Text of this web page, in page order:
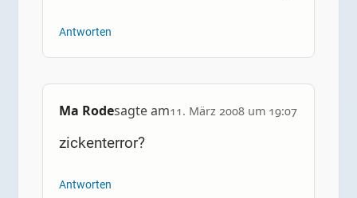
Antworten
Ma Rodesagte am11. März 2008 um 19:07
zickenterror?
Antworten